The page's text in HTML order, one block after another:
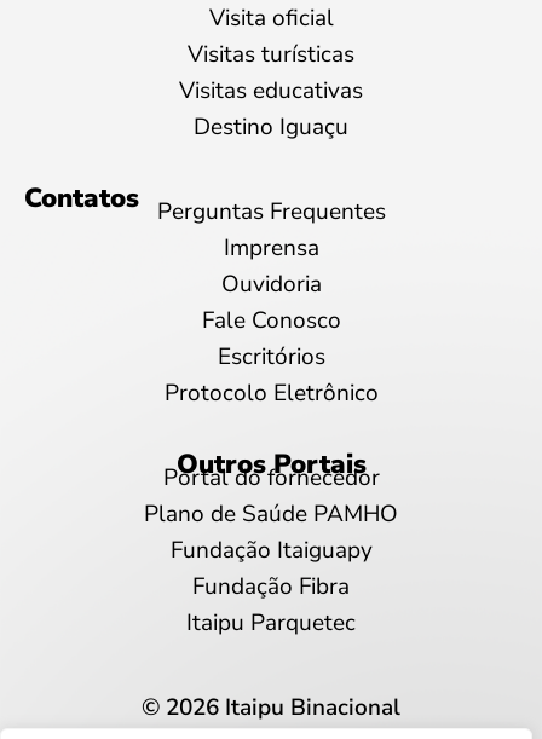
Visita oficial
Visitas turísticas
Visitas educativas
Destino Iguaçu
Contatos
Perguntas Frequentes
Imprensa
Ouvidoria
Fale Conosco
Escritórios
Protocolo Eletrônico
Outros Portais
Portal do fornecedor
Plano de Saúde PAMHO
Fundação Itaiguapy
Fundação Fibra
Itaipu Parquetec
© 2026 Itaipu Binacional